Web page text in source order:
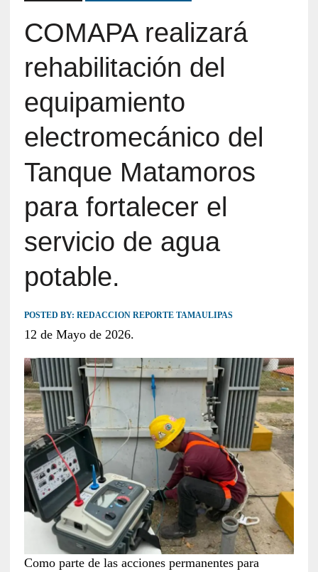
COMAPA realizará
rehabilitación del
equipamiento
electromecánico del
Tanque Matamoros
para fortalecer el
servicio de agua
potable.
POSTED BY: REDACCION REPORTE TAMAULIPAS
12 de Mayo de 2026.
Como parte de las acciones permanentes para